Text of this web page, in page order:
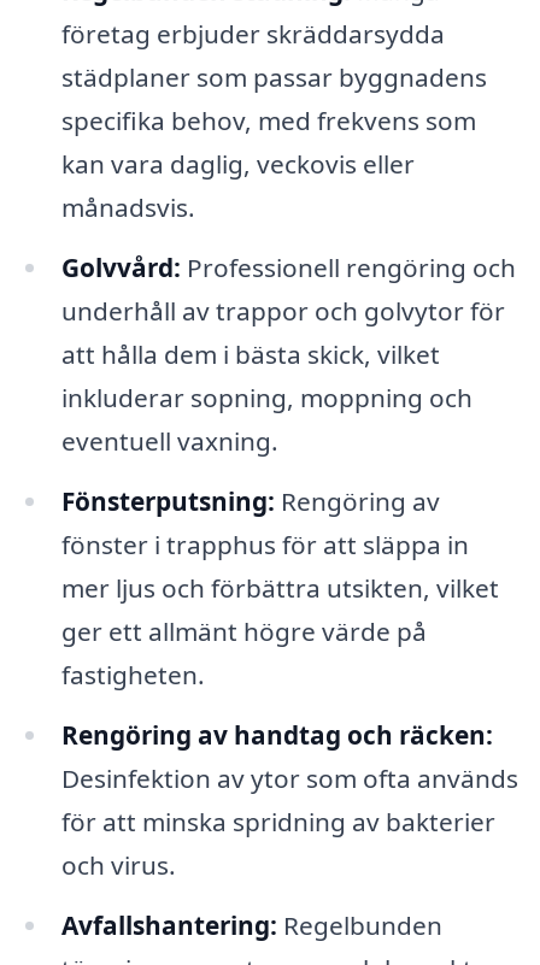
företag erbjuder skräddarsydda
städplaner som passar byggnadens
specifika behov, med frekvens som
kan vara daglig, veckovis eller
månadsvis.
Golvvård: Professionell rengöring och
underhåll av trappor och golvytor för
att hålla dem i bästa skick, vilket
inkluderar sopning, moppning och
eventuell vaxning.
Fönsterputsning: Rengöring av
fönster i trapphus för att släppa in
mer ljus och förbättra utsikten, vilket
ger ett allmänt högre värde på
fastigheten.
Rengöring av handtag och räcken:
Desinfektion av ytor som ofta används
för att minska spridning av bakterier
och virus.
Avfallshantering: Regelbunden